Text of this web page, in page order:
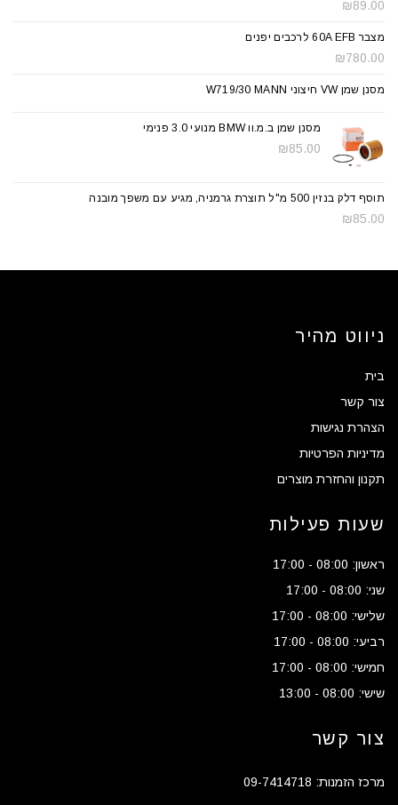
₪89.00
מצבר 60A EFB לרכבים יפנים
₪780.00
מסנן שמן VW חיצוני W719/30 MANN
מסנן שמן ב.מ.וו BMW מנועי 3.0 פנימי
₪85.00
תוסף דלק בנזין 500 מ"ל תוצרת גרמניה, מגיע עם משפך מובנה
₪85.00
ניווט מהיר
בית
צור קשר
הצהרת נגישות
מדיניות הפרטיות
תקנון והחזרת מוצרים
שעות פעילות
ראשון: 08:00 - 17:00
שני: 08:00 - 17:00
שלישי: 08:00 - 17:00
רביעי: 08:00 - 17:00
חמישי: 08:00 - 17:00
שישי: 08:00 - 13:00
צור קשר
מרכז הזמנות: 09-7414718